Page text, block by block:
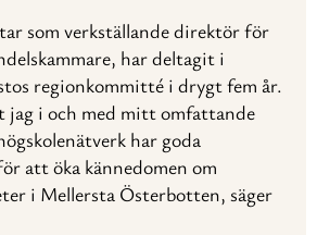
som verkställande direktör för
har deltagit i
regionkommitté i drygt fem år.
jag i och med mitt omfattande
har goda
att öka kännedomen om
i Mellersta Österbotten, säger